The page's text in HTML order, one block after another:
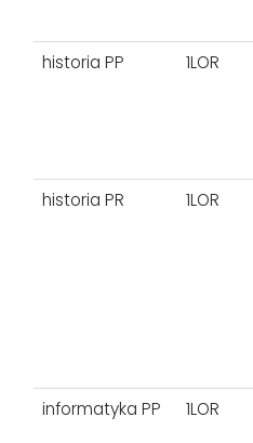
historia PP 1LOR
historia PR 1LOR
informatyka PP 1LOR